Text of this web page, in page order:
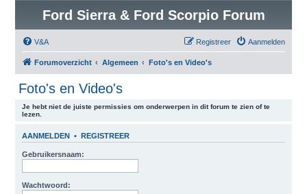
Ford Sierra & Ford Scorpio Forum
V&A Aanmelden
Registreer
Forumoverzicht Algemeen Foto's en Video's
Foto's en Video's
Je hebt niet de juiste permissies om onderwerpen in dit forum te zien of te
lezen.
AANMELDEN • REGISTREER
Gebruikersnaam:
Wachtwoord: